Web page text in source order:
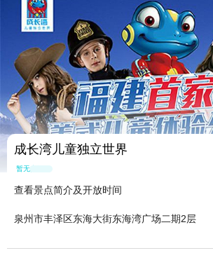
成长湾儿童独立世界
暂无点评
查看景点简介及开放时间
泉州市丰泽区东海大街东海湾广场二期2层